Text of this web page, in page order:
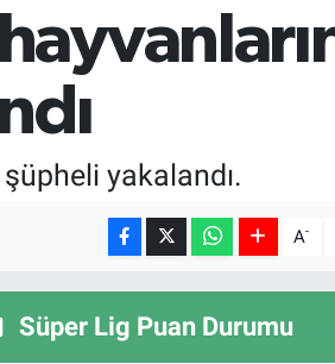
yakalandı.
A-
Süper Lig Puan Durumu